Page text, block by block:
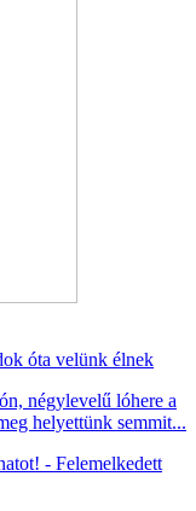
óta velünk élnek
négylevelű lóhere a
helyettünk semmit...
- Felemelkedett